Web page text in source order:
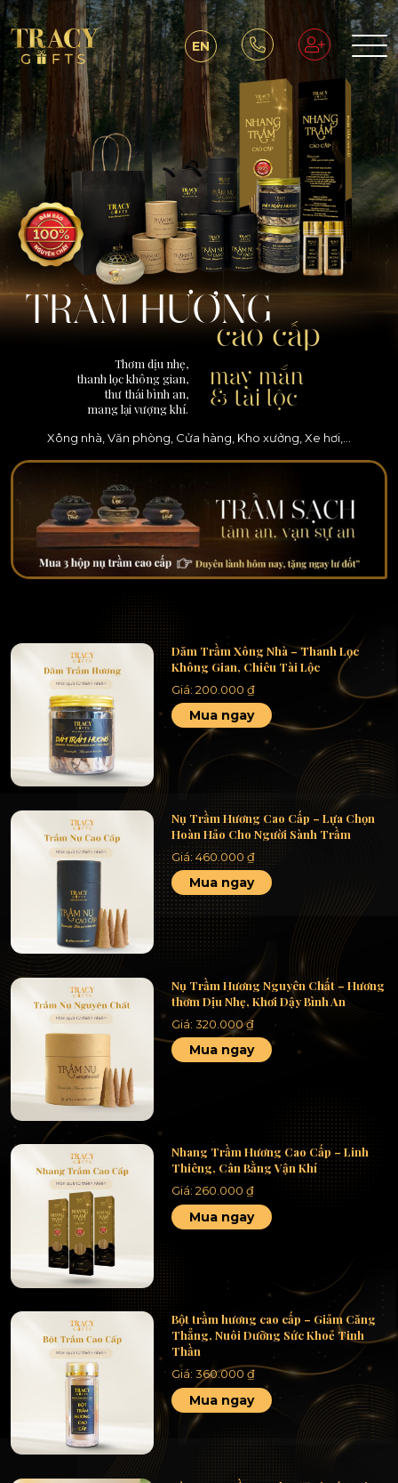
EN
TRẦM HƯƠNG
cao cấp
Thơm dịu nhẹ,
thanh lọc không gian,
thư thái bình an,
mang lại vượng khí.
may mắn
& tài lộc
Xông nhà, Văn phòng, Cửa hàng, Kho xưởng, Xe hơi,…
Dăm Trầm Xông Nhà – Thanh Lọc
Không Gian, Chiêu Tài Lộc
Giá:200.000₫
Mua ngay
Nụ Trầm Hương Cao Cấp – Lựa Chọn
Hoàn Hảo Cho Người Sành Trầm
Giá:460.000₫
Mua ngay
Nụ Trầm Hương Nguyên Chất – Hương
thơm Dịu Nhẹ, Khơi Dậy Bình An
Giá:320.000₫
Mua ngay
Nhang Trầm Hương Cao Cấp – Linh
Thiêng, Cân Bằng Vận Khí
Giá:260.000₫
Mua ngay
Bột trầm hương cao cấp – Giảm Căng
Thẳng, Nuôi Dưỡng Sức Khoẻ Tinh
Thần
Giá:360.000₫
Mua ngay